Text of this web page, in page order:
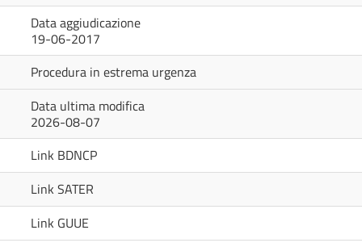
Data aggiudicazione
19-06-2017
Procedura in estrema urgenza
Data ultima modifica
2026-08-07
Link BDNCP
Link SATER
Link GUUE